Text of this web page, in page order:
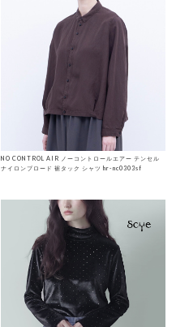
NO CONTROL AIR ノーコントロールエアー テンセル
ナイロンブロード 裾タック シャツ hr-nc0303sf